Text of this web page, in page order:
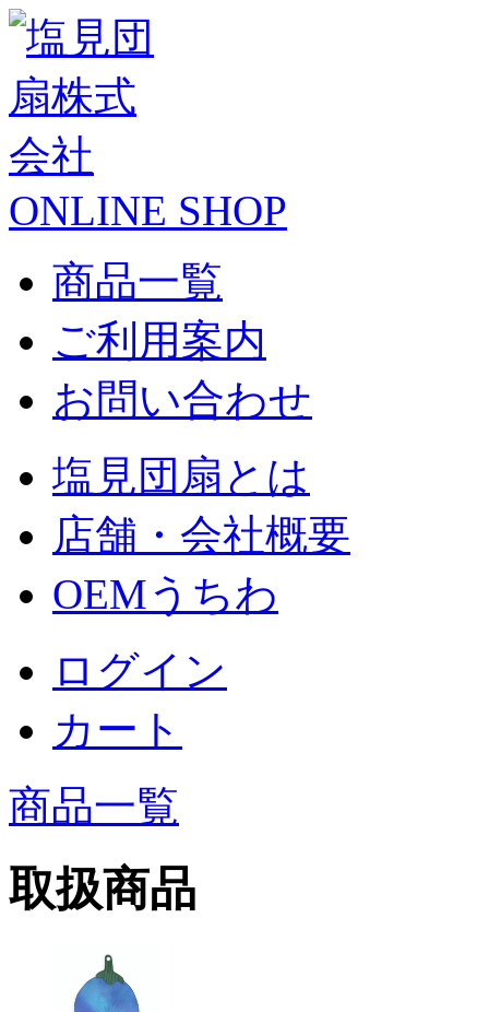
ONLINE SHOP
商品一覧
ご利用案内
お問い合わせ
塩見団扇とは
店舗・会社概要
OEMうちわ
ログイン
カート
商品一覧
取扱商品